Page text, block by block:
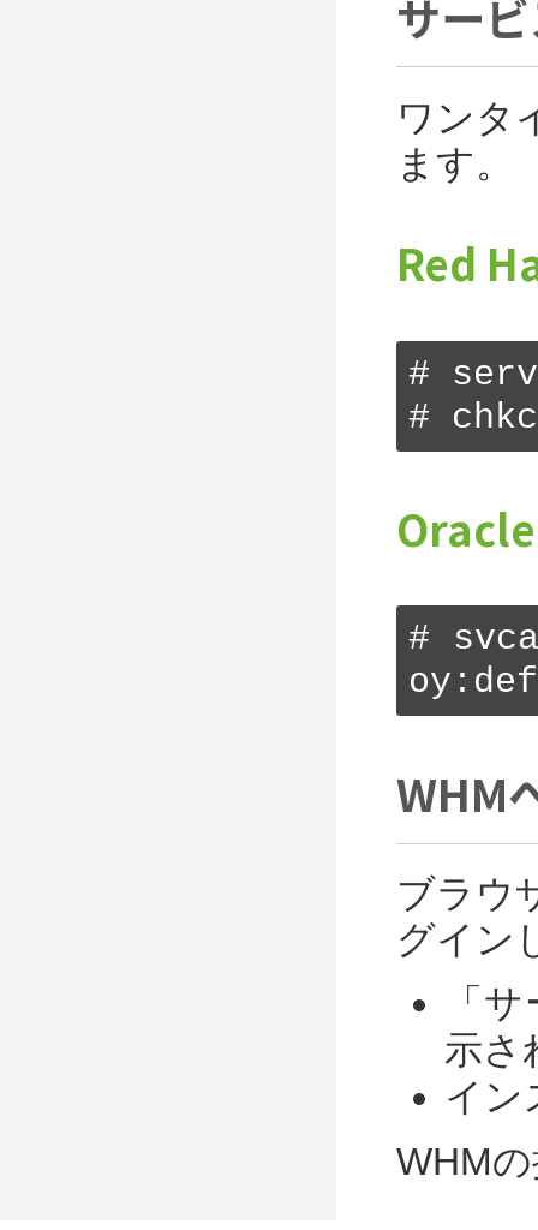
現在
ジョ
現在
ジョ
現在
ジョ
現在
現在
ジョ
現在
現在
[Wed
ost
[Wed
サー
ワンタ
ます。
Red
#
#
#
WHM
ブラウ
グイン
「
示さ
イン
WHM